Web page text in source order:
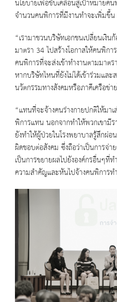
นโยบายเพื่อขับเคลื่อนสู่เป้าหมายค
จำนวนคนพิการที่มีงานทำจะเพิ่มขึ้
“เรามาชวนบริษัทเอกชนเปลี่ยนเงิน
มาตรา 34 ไปสร้างโอกาสให้คนพิก
คนพิการที่จะส่งเข้าทำงานตามมา
หากบริษัทไหนที่ยังไม่ได้เข้าร่วมแล
นวัตกรรมทางสังคมหรือภาคีเครือข่
“แทนที่จะจ้างคนร่างกายปกติให้มา
พิการแทน นอกจากทำให้พวกเขามีร
ยังทำให้ผู้ป่วยในโรงพยาบาลรู้สึกผ่
ผิดชอบต่อสังคม ซึ่งถือว่าเป็นการจ่
เป็นการขยายผลไปยังองค์กรอื่นๆที่
ความสำคัญและหันไปจ้างคนพิการท